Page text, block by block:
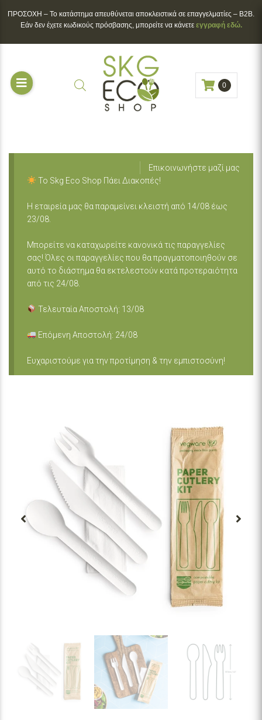
ΠΡΟΣΟΧΗ – To κατάστημα απευθύνεται αποκλειστικά σε επαγγελματίες – B2B.
Εάν δεν έχετε κωδικούς πρόσβασης, μπορείτε να κάνετε εγγραφή εδώ.
0
Επικοινωνήστε μαζί μας
Το Skg Eco Shop Πάει Διακοπές!
Η εταιρεία μας θα παραμείνει κλειστή από 14/08 έως
23/08.
Μπορείτε να καταχωρείτε κανονικά τις παραγγελίες
σας! Όλες οι παραγγελίες που θα πραγματοποιηθούν σε
αυτό το διάστημα θα εκτελεστούν κατά προτεραιότητα
από τις 24/08.
Τελευταία Αποστολή: 13/08
Επόμενη Αποστολή: 24/08
Ευχαριστούμε για την προτίμηση & την εμπιστοσύνη!